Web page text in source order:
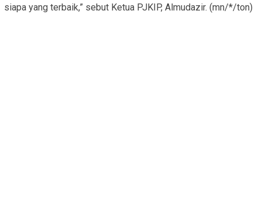
siapa yang terbaik,” sebut Ketua PJKIP, Almudazir. (mn/*/ton)